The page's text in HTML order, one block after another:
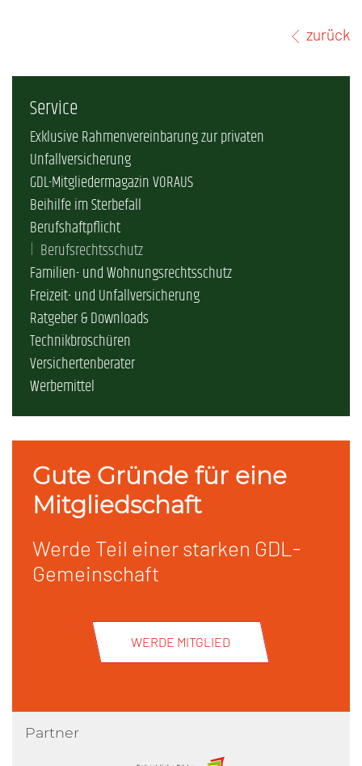
zurück
Service
Exklusive Rahmenvereinbarung zur privaten
Unfallversicherung
GDL-Mitgliedermagazin VORAUS
Beihilfe im Sterbefall
Berufshaftpflicht
Berufsrechtsschutz
Familien- und Wohnungsrechtsschutz
Freizeit- und Unfallversicherung
Ratgeber & Downloads
Technikbroschüren
Versichertenberater
Werbemittel
Gute Gründe für eine
Mitgliedschaft
Werde Teil einer starken GDL-
Gemeinschaft
WERDE MITGLIED
Partner